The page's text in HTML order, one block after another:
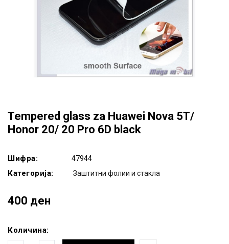
Tempered glass za Huawei Nova 5T/
Honor 20/ 20 Pro 6D black
Шифра: 47944
Категорија: Заштитни фолии и стакла
400 ден
Количина: